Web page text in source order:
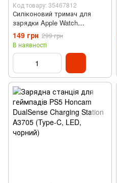
Код товару: 35467812
Силіконовий тримач для
зарядки Apple Watch
(Рожевий)
149 грн 299 грн
В наявності